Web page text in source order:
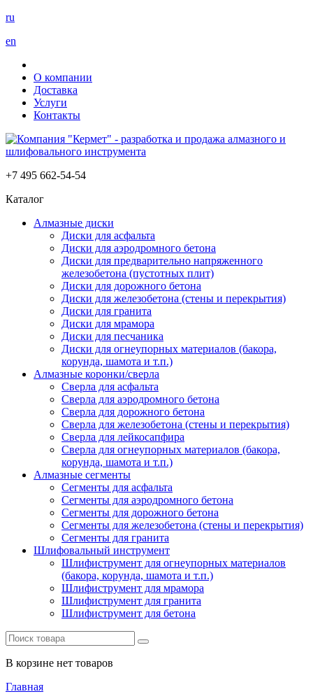
ru
en
О компании
Доставка
Услуги
Контакты
+7 495 662-54-54
Каталог
Алмазные диски
Диски для асфальта
Диски для аэродромного бетона
Диски для предварительно напряженного
железобетона (пустотных плит)
Диски для дорожного бетона
Диски для железобетона (стены и перекрытия)
Диски для гранита
Диски для мрамора
Диски для песчаника
Диски для огнеупорных материалов (бакора,
корунда, шамота и т.п.)
Алмазные коронки/сверла
Сверла для асфальта
Сверла для аэродромного бетона
Сверла для дорожного бетона
Сверла для железобетона (стены и перекрытия)
Сверла для лейкосапфира
Сверла для огнеупорных материалов (бакора,
корунда, шамота и т.п.)
Алмазные сегменты
Сегменты для асфальта
Cегменты для аэродромного бетона
Cегменты для дорожного бетона
Сегменты для железобетона (стены и перекрытия)
Сегменты для гранита
Шлифовальный инструмент
Шлифиструмент для огнеупорных материалов
(бакора, корунда, шамота и т.п.)
Шлифиструмент для мрамора
Шлифиструмент для гранита
Шлифиструмент для бетона
В корзине нет товаров
Главная